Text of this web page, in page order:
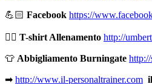
💪🏻 Facebook https://
🏋🏻 T-shirt Allenamento http://
👕 Abbigliamento Burningate
➡ http://www.il-personaltrainer.com